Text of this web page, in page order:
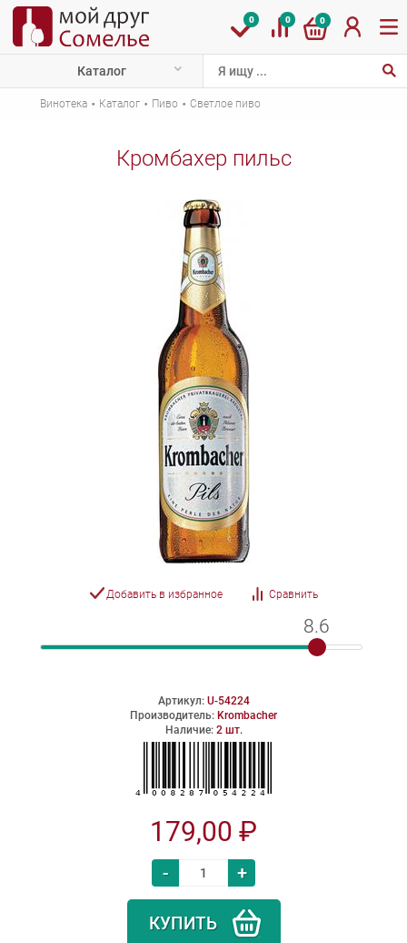
0 0 0
Каталог
Винотека · Каталог · Пиво · Светлое пиво
Кромбахер пильс
Добавить в избранное Сравнить
8.6
8.6
Артикул: U-54224
Производитель: Krombacher
Наличие: 2 шт.
179,00 ₽
- +
КУПИТЬ